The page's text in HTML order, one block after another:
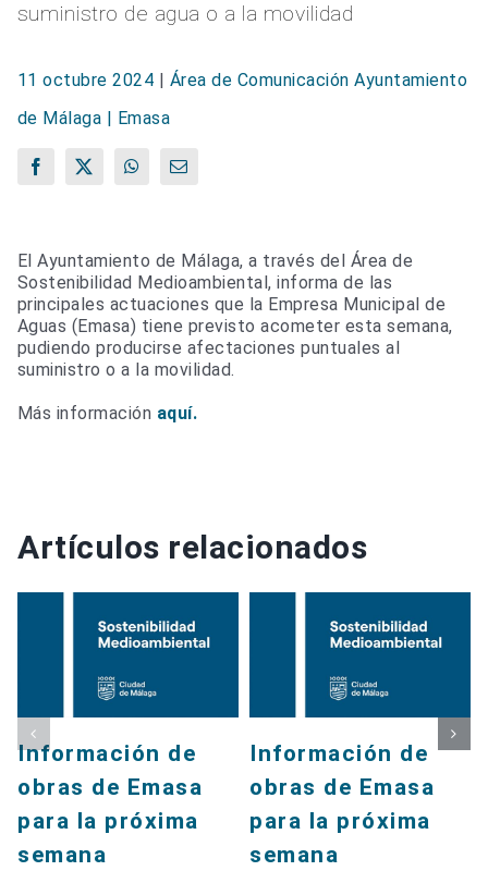
suministro de agua o a la movilidad
11 octubre 2024
Área de Comunicación Ayuntamiento
de Málaga | Emasa
Facebook
X WhatsAppCorreo
El Ayuntamiento de Málaga, a través del Área de
Sostenibilidad Medioambiental, informa de las
principales actuaciones que la Empresa Municipal de
Aguas (Emasa) tiene previsto acometer esta semana,
pudiendo producirse afectaciones puntuales al
suministro o a la movilidad.
Más información aquí.
Artículos relacionados
Información de
obras de Emasa
para la próxima
semana
Información de
obras de Emasa
para la próxima
semana